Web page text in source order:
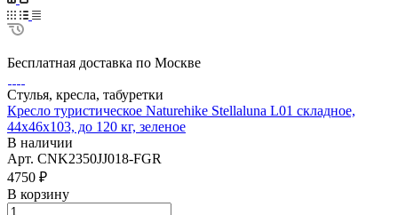
Бесплатная доставка по Москве
Стулья, кресла, табуретки
Кресло туристическое Naturehike Stellaluna L01 складное,
44х46х103, до 120 кг, зеленое
В наличии
Арт. CNK2350JJ018-FGR
4750 ₽
В корзину